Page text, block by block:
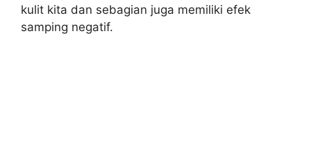
kulit kita dan sebagian juga memiliki efek
samping negatif.